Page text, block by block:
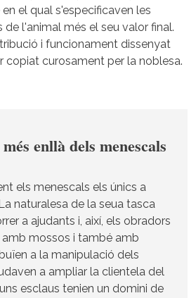
el qual s'especificaven les
l'animal més el seu valor final.
i funcionament dissenyat
copiat curosament per la noblesa.
enllà dels menescals
els menescals els únics a
naturalesa de la seua tasca
a ajudants i, així, els obradors
mossos i també amb
a la manipulació dels
a ampliar la clientela del
esclaus tenien un domini de